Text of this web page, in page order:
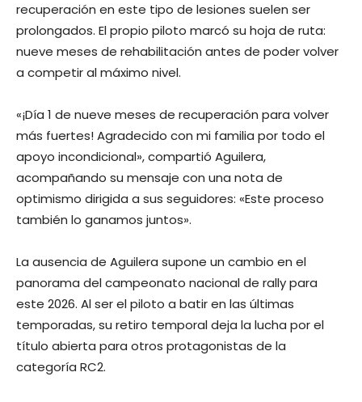
recuperación en este tipo de lesiones suelen ser
prolongados. El propio piloto marcó su hoja de ruta:
nueve meses de rehabilitación antes de poder volver
a competir al máximo nivel.
«¡Día 1 de nueve meses de recuperación para volver
más fuertes! Agradecido con mi familia por todo el
apoyo incondicional», compartió Aguilera,
acompañando su mensaje con una nota de
optimismo dirigida a sus seguidores: «Este proceso
también lo ganamos juntos».
La ausencia de Aguilera supone un cambio en el
panorama del campeonato nacional de rally para
este 2026. Al ser el piloto a batir en las últimas
temporadas, su retiro temporal deja la lucha por el
título abierta para otros protagonistas de la
categoría RC2.